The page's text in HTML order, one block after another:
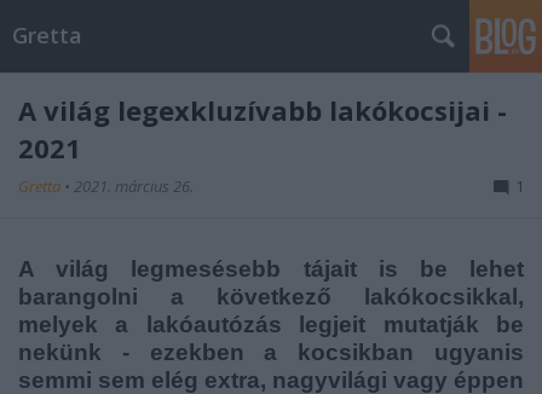
Gretta
A világ legexkluzívabb lakókocsijai -
2021
Gretta • 2021. március 26. 1
A világ legmesésebb tájait is be lehet
barangolni a következő lakókocsikkal,
melyek a lakóautózás legjeit mutatják be
nekünk - ezekben a kocsikban ugyanis
semmi sem elég extra, nagyvilági vagy éppen